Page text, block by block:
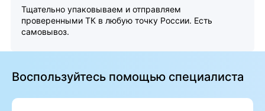
Тщательно упаковываем и отправляем
проверенными ТК в любую точку России. Есть
самовывоз.
Воспользуйтесь помощью специалиста